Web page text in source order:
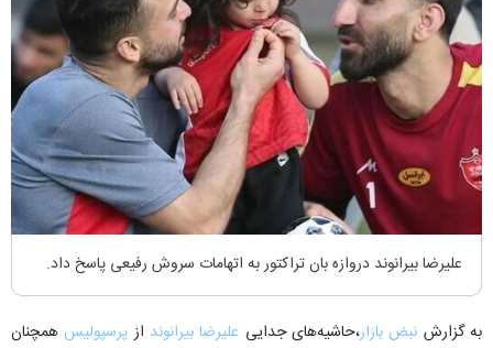
علیرضا بیرانوند دروازه بان تراکتور به اتهامات سروش رفیعی پاسخ داد.
به گزارش نبض بازار،حاشیه‌های جدایی علیرضا بیرانوند از پرسپولیس همچنان